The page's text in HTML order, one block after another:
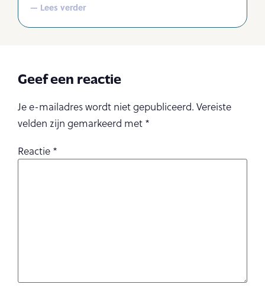
— Lees verder
Geef een reactie
Je e-mailadres wordt niet gepubliceerd. Vereiste
velden zijn gemarkeerd met *
Reactie *